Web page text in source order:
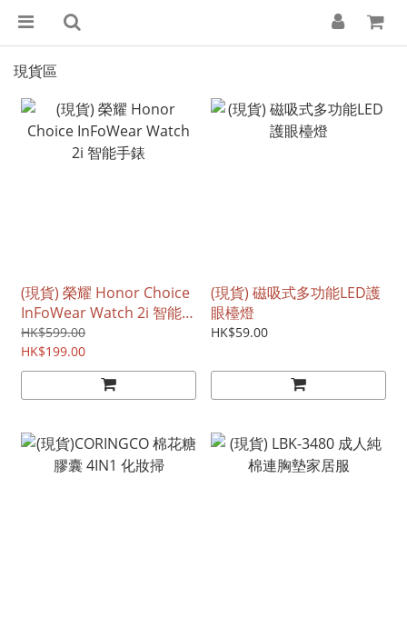
現貨區
(現貨) 榮耀 Honor Choice
InFoWear Watch 2i 智能手
錶
HK$599.00
HK$199.00
(現貨) 磁吸式多功能LED護
眼檯燈
HK$59.00